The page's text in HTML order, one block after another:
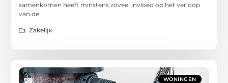
samenkomen heeft minstens zoveel invloed op het verloop
van de
Zakelijk
WONINGEN